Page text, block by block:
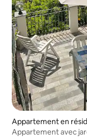
Appartement en
Appartement avec